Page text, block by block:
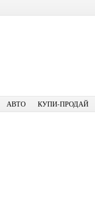
АВТО КУПИ-ПРОДАЙ